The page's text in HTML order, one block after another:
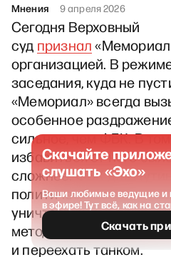
Мнения 9 апреля 2026
Сегодня Верховный
суд признал
организацией. В
заседания, куда не
«Мемориал» всегда
особенное
сильное, чем ФБК. В
избавиться от него
сложнее. ФБК для
политический враг. А
уничтожить его
методами: буквально
и переехать танком.
Скачайте
слушать «Эхо»
Ваши любимые ведущие и
в эфире! Тут всё, как на
Скачать